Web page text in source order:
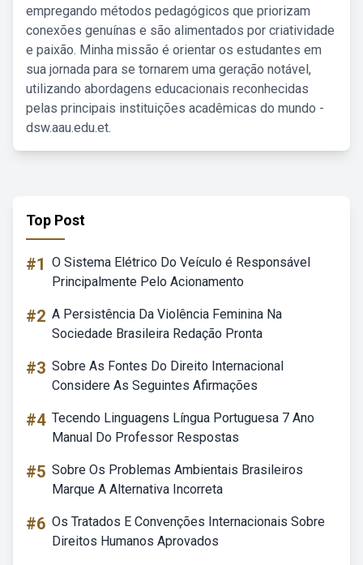
empregando métodos pedagógicos que priorizam
conexões genuínas e são alimentados por criatividade
e paixão. Minha missão é orientar os estudantes em
sua jornada para se tornarem uma geração notável,
utilizando abordagens educacionais reconhecidas
pelas principais instituições acadêmicas do mundo -
dsw.aau.edu.et.
Top Post
#1 O Sistema Elétrico Do Veículo é Responsável
Principalmente Pelo Acionamento
#2 A Persistência Da Violência Feminina Na
Sociedade Brasileira Redação Pronta
#3 Sobre As Fontes Do Direito Internacional
Considere As Seguintes Afirmações
#4 Tecendo Linguagens Língua Portuguesa 7 Ano
Manual Do Professor Respostas
#5 Sobre Os Problemas Ambientais Brasileiros
Marque A Alternativa Incorreta
#6 Os Tratados E Convenções Internacionais Sobre
Direitos Humanos Aprovados